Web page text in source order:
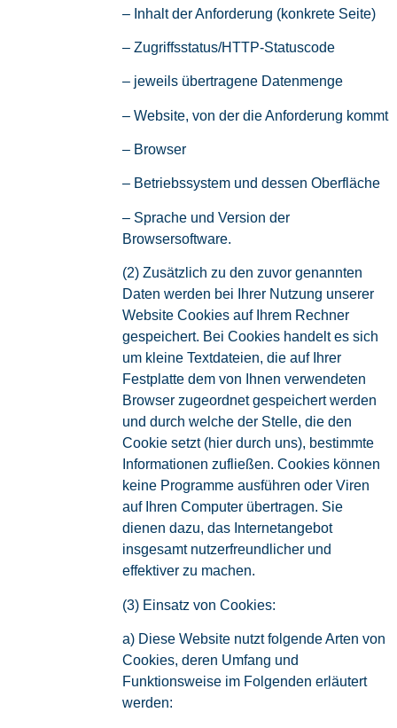
– Inhalt der Anforderung (konkrete Seite)
– Zugriffsstatus/HTTP-Statuscode
– jeweils übertragene Datenmenge
– Website, von der die Anforderung kommt
– Browser
– Betriebssystem und dessen Oberfläche
– Sprache und Version der
Browsersoftware.
(2) Zusätzlich zu den zuvor genannten
Daten werden bei Ihrer Nutzung unserer
Website Cookies auf Ihrem Rechner
gespeichert. Bei Cookies handelt es sich
um kleine Textdateien, die auf Ihrer
Festplatte dem von Ihnen verwendeten
Browser zugeordnet gespeichert werden
und durch welche der Stelle, die den
Cookie setzt (hier durch uns), bestimmte
Informationen zufließen. Cookies können
keine Programme ausführen oder Viren
auf Ihren Computer übertragen. Sie
dienen dazu, das Internetangebot
insgesamt nutzerfreundlicher und
effektiver zu machen.
(3) Einsatz von Cookies:
a) Diese Website nutzt folgende Arten von
Cookies, deren Umfang und
Funktionsweise im Folgenden erläutert
werden: